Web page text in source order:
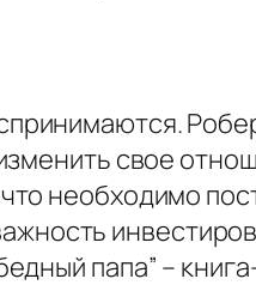
свое
необходимо
папа” –